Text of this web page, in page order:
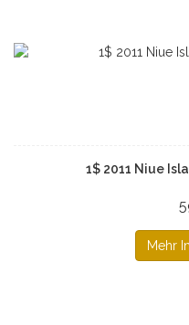
1$ 2011 Niue
Mehr